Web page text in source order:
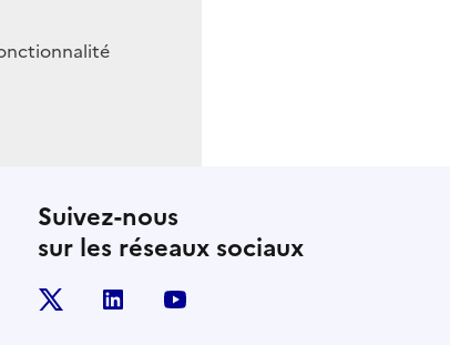
Suivez-nous
sur les réseaux sociaux
linkedin